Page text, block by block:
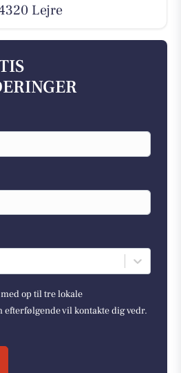
Lejre
op til tre lokale
vil kontakte dig vedr.